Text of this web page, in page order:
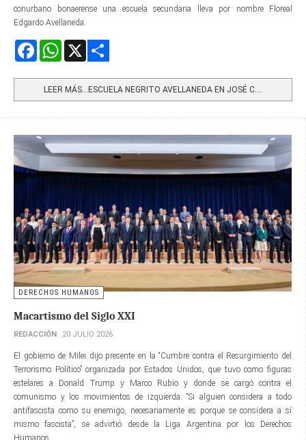
conurbano bonaerense una escuela secundaria lleva por nombre Floreal
Edgardo Avellaneda.
FacebookWhatsApp
LEER MÁS…ESCUELA NEGRITO AVELLANEDA EN JOSÉ C....
DERECHOS HUMANOS
Macartismo del Siglo XXI
REDACCIÓN 20 JULIO 2026
El gobierno de Milei dijo presente en la “Cumbre contra el Resurgimiento del
Terrorismo Político” organizada por Estados Unidos, que tuvo como figuras
estelares a Donald Trump y Marco Rubio y donde se cargó contra el
comunismo y los movimientos de izquierda. “Si alguien considera a todo
antifascista como su enemigo, necesariamente es porque se considera a sí
mismo fascista”, se advirtió desde la Liga Argentina por los Derechos
Humanos.